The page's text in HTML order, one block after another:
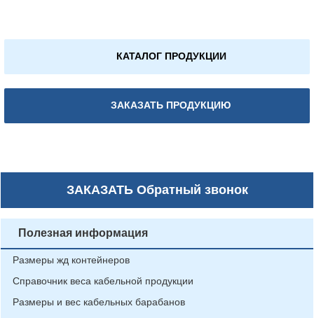
КАТАЛОГ ПРОДУКЦИИ
ЗАКАЗАТЬ ПРОДУКЦИЮ
ЗАКАЗАТЬОбратный звонок
Полезная информация
Размеры жд контейнеров
Справочник веса кабельной продукции
Размеры и вес кабельных барабанов